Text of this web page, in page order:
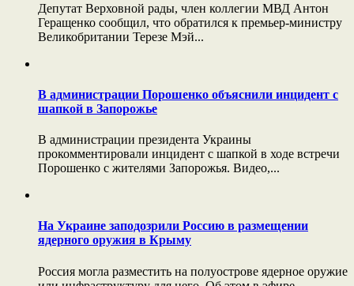
Депутат Верховной рады, член коллегии МВД Антон
Геращенко сообщил, что обратился к премьер-министру
Великобритании Терезе Мэй...
В администрации Порошенко объяснили инцидент с
шапкой в Запорожье
В администрации президента Украины
прокомментировали инцидент с шапкой в ходе встречи
Порошенко с жителями Запорожья. Видео,...
На Украине заподозрили Россию в размещении
ядерного оружия в Крыму
Россия могла разместить на полуострове ядерное оружие